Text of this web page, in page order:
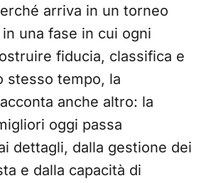
arriva in un torneo
una fase in cui ogni
fiducia, classifica e
stesso tempo, la
anche altro: la
oggi passa
dettagli, dalla gestione dei
e dalla capacità di